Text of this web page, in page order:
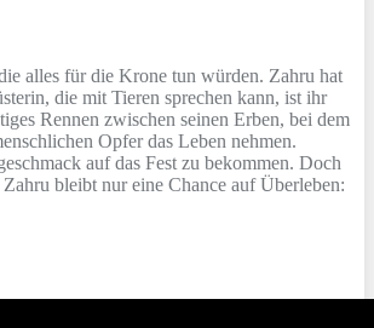
alles für die Krone tun würden. Zahru hat
die mit Tieren sprechen kann, ist ihr
Rennen zwischen seinen Erben, bei dem
Opfer das Leben nehmen.
auf das Fest zu bekommen. Doch
bleibt nur eine Chance auf Überleben: